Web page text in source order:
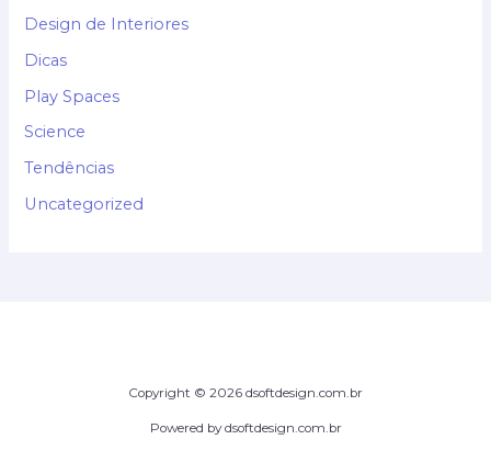
Design de Interiores
Dicas
Play Spaces
Science
Tendências
Uncategorized
Copyright © 2026 dsoftdesign.com.br
Powered by dsoftdesign.com.br